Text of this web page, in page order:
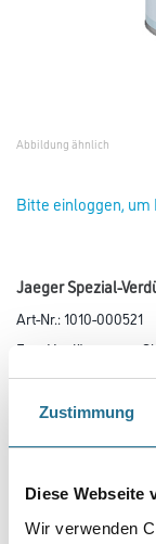
Zustimmung
Diese Webseite
Wir verwenden
Abbildung ähnlich
Bitte einloggen, um
Jaeger Spezial-
Art-Nr.:1010-000521
Zum Verdünnen von
Farbtonbezeichnung
Gebinde